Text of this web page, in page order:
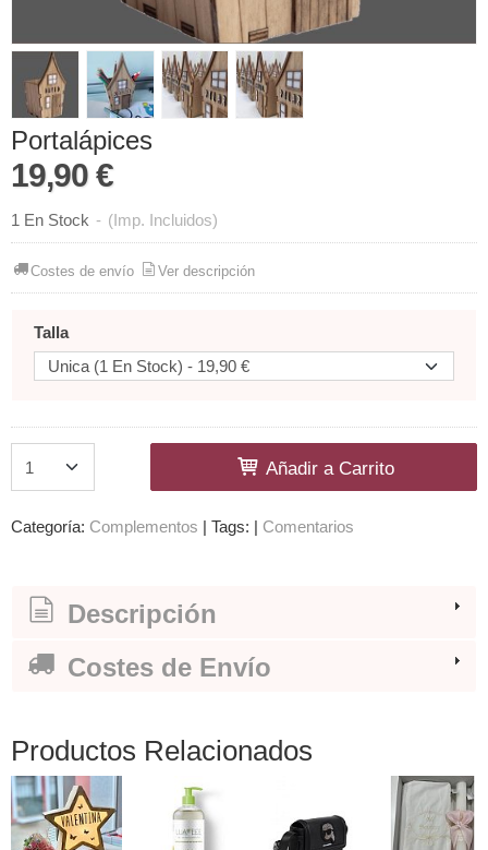
Portalápices
19,90 €
1 En Stock - (Imp. Incluidos)
Costes de envío Ver descripción
Talla
Añadir a Carrito
Categoría: Complementos | Tags: | Comentarios
Descripción
Costes de Envío
Productos Relacionados